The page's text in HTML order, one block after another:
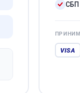
СБП
VISA